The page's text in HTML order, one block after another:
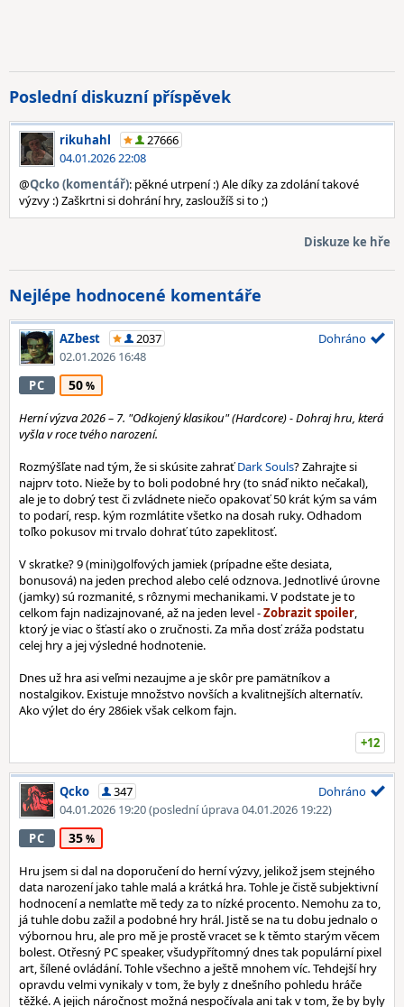
Poslední diskuzní příspěvek
rikuhahl
27666
04.01.2026 22:08
@Qcko (komentář): pěkné utrpení :) Ale díky za zdolání takové
výzvy :) Zaškrtni si dohrání hry, zasloužíš si to ;)
Diskuze ke hře
Nejlépe hodnocené komentáře
AZbest
2037
02.01.2026 16:48
Dohráno
PC 50
Herní výzva 2026 – 7. "Odkojený klasikou" (Hardcore) - Dohraj hru, která
vyšla v roce tvého narození.
Rozmýšľate nad tým, že si skúsite zahraťDark Souls? Zahrajte si
najprv toto. Nieže by to boli podobné hry (to snáď nikto nečakal),
ale je to dobrý test či zvládnete niečo opakovať 50 krát kým sa vám
to podarí, resp. kým rozmlátite všetko na dosah ruky. Odhadom
toľko pokusov mi trvalo dohrať túto zapeklitosť.
V skratke? 9 (mini)golfových jamiek (prípadne ešte desiata,
bonusová) na jeden prechod alebo celé odznova. Jednotlivé úrovne
(jamky) sú rozmanité, s rôznymi mechanikami. V podstate je to
celkom fajn nadizajnované, až na jeden level -
,
ktorý je viac o šťastí ako o zručnosti. Za mňa dosť zráža podstatu
celej hry a jej výsledné hodnotenie.
Dnes už hra asi veľmi nezaujme a je skôr pre pamätníkov a
nostalgikov. Existuje množstvo novších a kvalitnejších alternatív.
Ako výlet do éry 286iek však celkom fajn.
+12
Qcko
347
04.01.2026 19:20(poslední úprava 04.01.2026 19:22)
Dohráno
PC 35
Hru jsem si dal na doporučení do herní výzvy, jelikož jsem stejného
data narození jako tahle malá a krátká hra. Tohle je čistě subjektivní
hodnocení a nemlaťte mě tedy za to nízké procento. Nemohu za to,
já tuhle dobu zažil a podobné hry hrál. Jistě se na tu dobu jednalo o
výbornou hru, ale pro mě je prostě vracet se k těmto starým věcem
bolest. Otřesný PC speaker, všudypřítomný dnes tak populární pixel
art, šílené ovládání. Tohle všechno a ještě mnohem víc. Tehdejší hry
opravdu velmi vynikaly v tom, že byly z dnešního pohledu hráče
těžké. A jejich náročnost možná nespočívala ani tak v tom, že by byly